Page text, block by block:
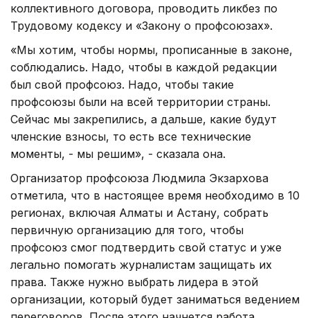
коллективного договора, проводить ликбез по
Трудовому кодексу и «Закону о профсоюзах».
«Мы хотим, чтобы нормы, прописанные в законе,
соблюдались. Надо, чтобы в каждой редакции
был свой профсоюз. Надо, чтобы такие
профсоюзы были на всей территории страны.
Сейчас мы закрепились, а дальше, какие будут
членские взносы, то есть все технические
моменты, - мы решим», - сказала она.
Организатор профсоюза Людмила Экзархова
отметила, что в настоящее время необходимо в 10
регионах, включая Алматы и Астану, собрать
первичную организацию для того, чтобы
профсоюз смог подтвердить свой статус и уже
легально помогать журналистам защищать их
права. Также нужно выбрать лидера в этой
организации, который будет заниматься ведением